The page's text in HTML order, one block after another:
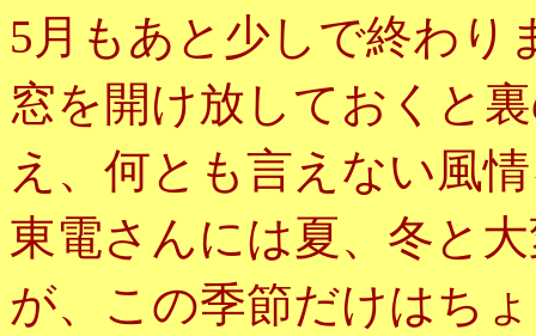
5月もあと少しで終わり
窓を開け放しておくと
え、何とも言えない風
東電さんには夏、冬と
が、この季節だけはち